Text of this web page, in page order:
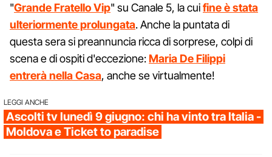
"Grande Fratello Vip" su Canale 5, la cuifine è stata
ulteriormente prolungata. Anche la puntata di
questa sera si preannuncia ricca di sorprese, colpi di
scena e di ospiti d'eccezione:Maria De Filippi
entrerà nella Casa, anche se virtualmente!
LEGGI ANCHE
Ascolti tv lunedì 9 giugno: chi ha vinto tra Italia -
Moldova e Ticket to paradise